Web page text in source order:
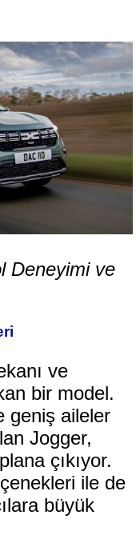
Deneyimi ve
ve
bir model.
geniş aileler
Jogger,
çıkıyor.
ile de
büyük